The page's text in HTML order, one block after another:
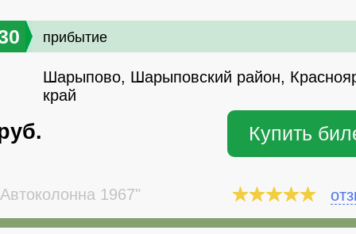
прибытие
Шарыпово, Шарыповский район,
край
Купить
1967"